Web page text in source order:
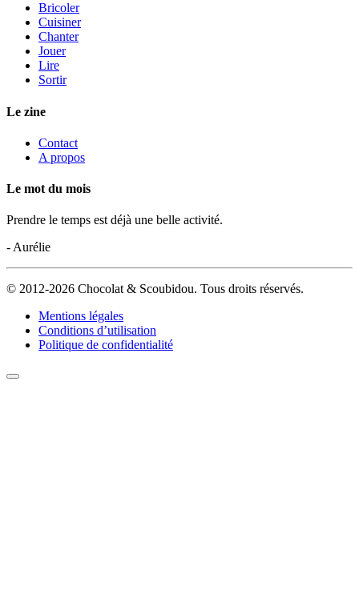
Bricoler
Cuisiner
Chanter
Jouer
Lire
Sortir
Le zine
Contact
A propos
Le mot du mois
Prendre le temps est déjà une belle activité.
- Aurélie
© 2012-2026 Chocolat & Scoubidou. Tous droits réservés.
Mentions légales
Conditions d’utilisation
Politique de confidentialité